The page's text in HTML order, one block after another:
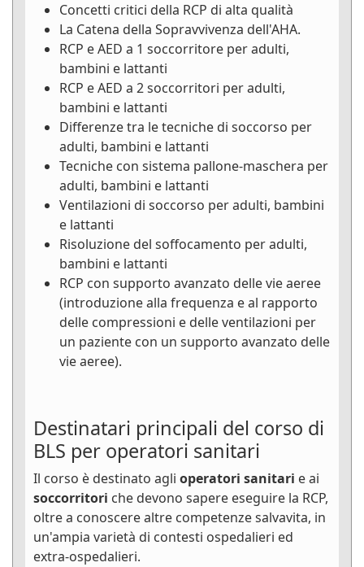
Concetti critici della RCP di alta qualità
La Catena della Sopravvivenza dell'AHA.
RCP e AED a 1 soccorritore per adulti,
bambini e lattanti
RCP e AED a 2 soccorritori per adulti,
bambini e lattanti
Differenze tra le tecniche di soccorso per
adulti, bambini e lattanti
Tecniche con sistema pallone-maschera per
adulti, bambini e lattanti
Ventilazioni di soccorso per adulti, bambini
e lattanti
Risoluzione del soffocamento per adulti,
bambini e lattanti
RCP con supporto avanzato delle vie aeree
(introduzione alla frequenza e al rapporto
delle compressioni e delle ventilazioni per
un paziente con un supporto avanzato delle
vie aeree).
Destinatari principali del corso di
BLS per operatori sanitari
Il corso è destinato agli operatori sanitari e ai
soccorritori che devono sapere eseguire la RCP,
oltre a conoscere altre competenze salvavita, in
un'ampia varietà di contesti ospedalieri ed
extra-ospedalieri.